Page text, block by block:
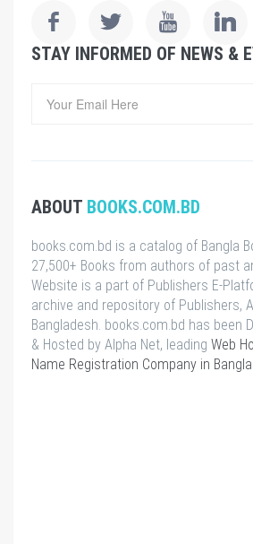
STAY INFORMED OF NEWS &
ABOUT BOOKS.COM.BD
books.com.bd is a catalog of Bangla
27,500+ Books from authors of past
Website is a part of Publishers E-
archive and repository of Publishers,
Bangladesh. books.com.bd has been
& Hosted by Alpha Net, leading Web
Name Registration Company in